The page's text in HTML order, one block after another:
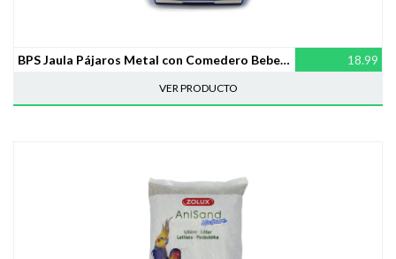
BPS Jaula Pájaros Metal con Comedero Bebedero (33 x 26 x 46 cm) BPS-1233 18.99
VER PRODUCTO